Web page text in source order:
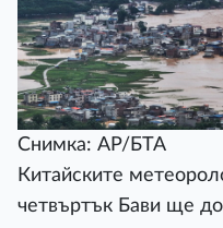
Снимка: АР/БТА
Китайските
четвъртък Бави ще